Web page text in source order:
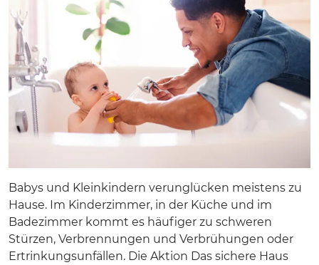
Babys und Kleinkindern verunglücken meistens zu
Hause. Im Kinderzimmer, in der Küche und im
Badezimmer kommt es häufiger zu schweren
Stürzen, Verbrennungen und Verbrühungen oder
Ertrinkungsunfällen. Die Aktion Das sichere Haus